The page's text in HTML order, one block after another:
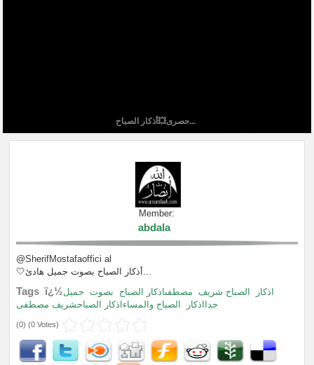
حصرى💥أذكار الصباح...
Member:
abdala
@SherifMostafaoffici al
🤍أذكار الصباح بصوت جميل هادئ...
Tags ï¿½ اذكار الصباح شريف مصطفىاذكار الصباح بصوت جميل
جدااذكار
الصباح والمساءاذكار الصباحشريف مصطفى
(0) (0 Votes)